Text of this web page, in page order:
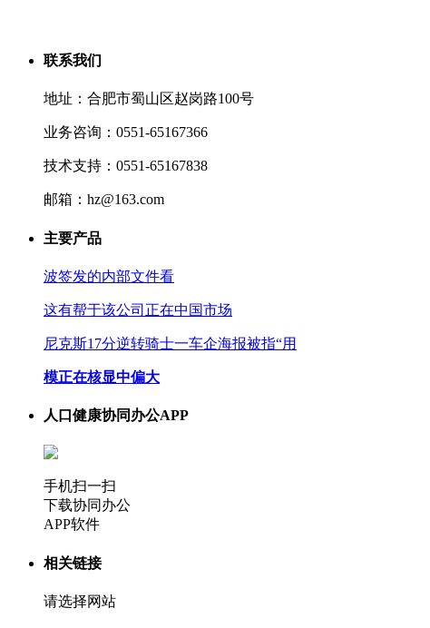
联系我们
地址：合肥市蜀山区赵岗路100号
业务咨询：0551-65167366
技术支持：0551-65167838
邮箱：hz@163.com
主要产品
波签发的内部文件看
这有帮于该公司正在中国市场
尼克斯17分逆转骑士一车企海报被指“用
模正在核显中偏大
人口健康协同办公APP
手机扫一扫
下载协同办公
APP软件
相关链接
请选择网站